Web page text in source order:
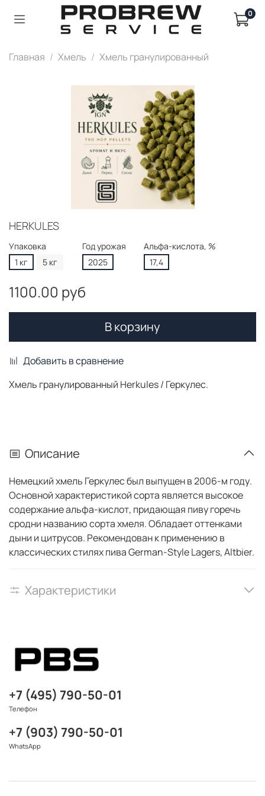
0
Главная Хмель Хмель гранулированный
HERKULES
Упаковка
1 кг
5 кг
Год урожая
2025
Альфа-кислота, %
17,4
1100.00 руб
В корзину
Добавить в сравнение
Хмель гранулированный Herkules / Геркулес.
Описание
Немецкий хмель Геркулес был выпущен в 2006-м году.
Основной характеристикой сорта является высокое
содержание альфа-кислот, придающая пиву горечь
сродни названию сорта хмеля. Обладает оттенками
дыни и цитрусов. Рекомендован к применению в
классических стилях пива German-Style Lagers, Altbier.
Характеристики
+7 (495) 790-50-01
Телефон
+7 (903) 790-50-01
WhatsApp